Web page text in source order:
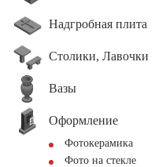
Надгробная плита
Столики, Лавочки
Вазы
Оформление
Фотокерамика
Фото на стекле